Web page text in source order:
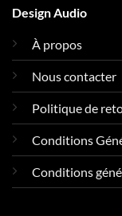
Design Audio
À propos
Nous contacter
Politique de
Conditions
Conditions